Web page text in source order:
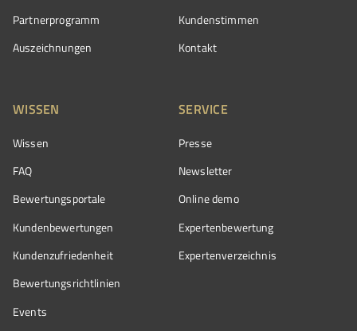
Partnerprogramm
Auszeichnungen
Kundenstimmen
Kontakt
WISSEN
Wissen
FAQ
Bewertungsportale
Kundenbewertungen
Kundenzufriedenheit
Bewertungs­richtlinien
Events
SERVICE
Presse
Newsletter
Online demo
Expertenbewertung
Expertenverzeichnis